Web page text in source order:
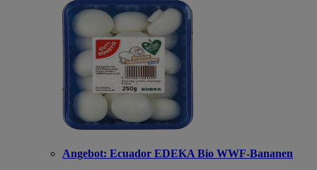
Angebot: Ecuador EDEKA Bio WWF-Bananen